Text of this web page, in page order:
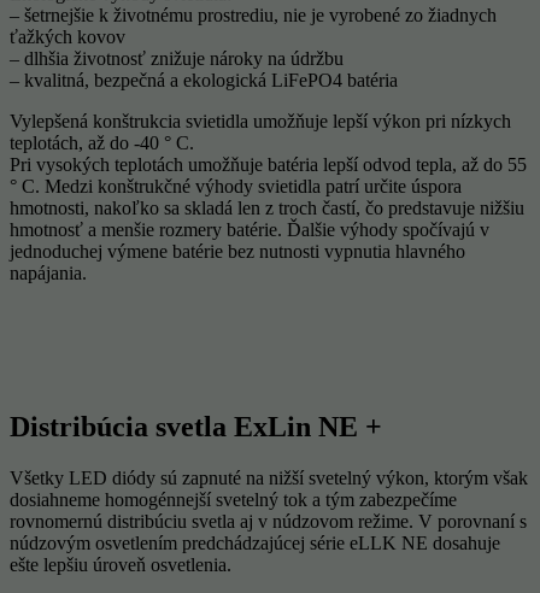
– šetrnejšie k životnému prostrediu, nie je vyrobené zo žiadnych
ťažkých kovov
– dlhšia životnosť znižuje nároky na údržbu
– kvalitná, bezpečná a ekologická LiFePO4 batéria
Vylepšená konštrukcia svietidla umožňuje lepší výkon pri nízkych
teplotách, až do -40 ° C.
Pri vysokých teplotách umožňuje batéria lepší odvod tepla, až do 55
° C. Medzi konštrukčné výhody svietidla patrí určite úspora
hmotnosti, nakoľko sa skladá len z troch častí, čo predstavuje nižšiu
hmotnosť a menšie rozmery batérie. Ďalšie výhody spočívajú v
jednoduchej výmene batérie bez nutnosti vypnutia hlavného
napájania.
Distribúcia svetla ExLin NE +
Všetky LED diódy sú zapnuté na nižší svetelný výkon, ktorým však
dosiahneme homogénnejší svetelný tok a tým zabezpečíme
rovnomernú distribúciu svetla aj v núdzovom režime. V porovnaní s
núdzovým osvetlením predchádzajúcej série eLLK NE dosahuje
ešte lepšiu úroveň osvetlenia.